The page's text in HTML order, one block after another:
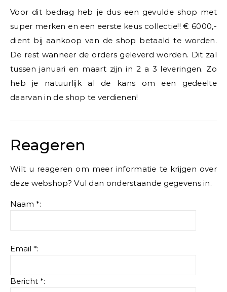
Voor dit bedrag heb je dus een gevulde shop met
super merken en een eerste keus collectie!! € 6000,-
dient bij aankoop van de shop betaald te worden.
De rest wanneer de orders geleverd worden. Dit zal
tussen januari en maart zijn in 2 a 3 leveringen. Zo
heb je natuurlijk al de kans om een gedeelte
daarvan in de shop te verdienen!
Reageren
Wilt u reageren om meer informatie te krijgen over
deze webshop? Vul dan onderstaande gegevens in.
Naam *:
Email *:
Bericht *: